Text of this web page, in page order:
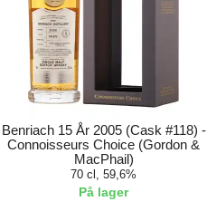
Benriach 15 År 2005 (Cask #118) -
Connoisseurs Choice (Gordon &
MacPhail)
70 cl, 59,6%
På lager